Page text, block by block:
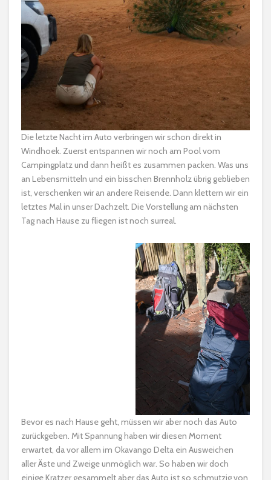
Die letzte Nacht im Auto verbringen wir schon direkt in
Windhoek. Zuerst entspannen wir noch am Pool vom
Campingplatz und dann heißt es zusammen packen. Was uns
an Lebensmitteln und ein bisschen Brennholz übrig geblieben
ist, verschenken wir an andere Reisende. Dann klettern wir ein
letztes Mal in unser Dachzelt. Die Vorstellung am nächsten
Tag nach Hause zu fliegen ist noch surreal.
Bevor es nach Hause geht, müssen wir aber noch das Auto
zurückgeben. Mit Spannung haben wir diesen Moment
erwartet, da vor allem im Okavango Delta ein Ausweichen
aller Äste und Zweige unmöglich war. So haben wir doch
einige Kratzer gesammelt aber das Auto ist so schmutzig von